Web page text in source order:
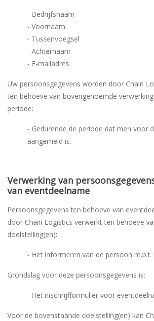
- Bedrijfsnaam
- Voornaam
- Tussenvoegsel
- Achternaam
- E-mailadres
Uw persoonsgegevens worden door Chain
ten behoeve van bovengenoemde
periode:
- Gedurende de periode dat men voor
aangemeld is.
Verwerking van
van eventdeelname
Persoonsgegevens ten behoeve van
door Chain Logistics verwerkt ten behoeve
doelstelling(en):
- Het informeren van de persoon m.b.t.
Grondslag voor deze persoonsgegevens is:
- Het inschrijfformulier voor
Voor de bovenstaande doelstelling(en) kan